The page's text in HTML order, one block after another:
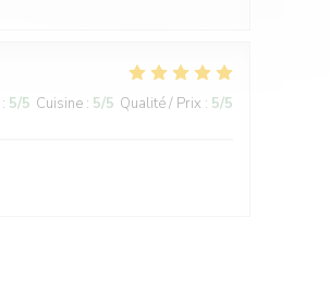
: 5/5 Cuisine : 5/5 Qualité / Prix : 5/5